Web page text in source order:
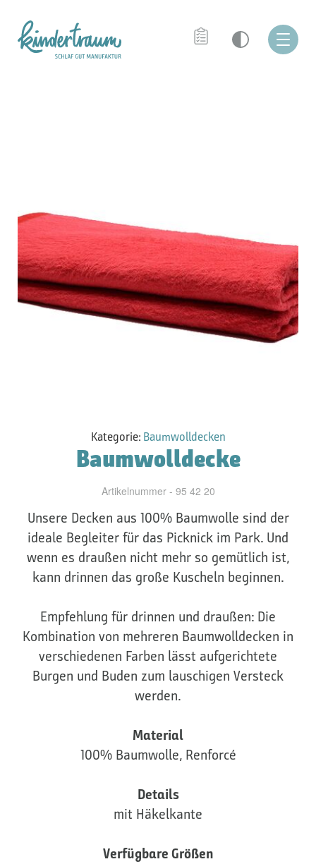
Kategorie: Baumwolldecken
Baumwolldecke
Artikelnummer - 95 42 20
Unsere Decken aus 100% Baumwolle sind der
ideale Begleiter für das Picknick im Park. Und
wenn es draußen nicht mehr so gemütlich ist,
kann drinnen das große Kuscheln beginnen.
Empfehlung für drinnen und draußen: Die
Kombination von mehreren Baumwolldecken in
verschiedenen Farben lässt aufgerichtete
Burgen und Buden zum lauschigen Versteck
werden.
Material
100% Baumwolle, Renforcé
Details
mit Häkelkante
Verfügbare Größen